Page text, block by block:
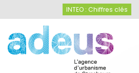
INTEO : Chiffres clés
Panneau de gestion des